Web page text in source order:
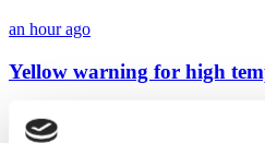
an hour ago
Yellow warning for high
an hour ago